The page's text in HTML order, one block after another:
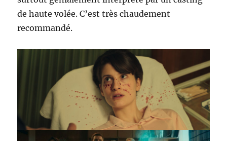
de haute volée. C’est très chaudement
recommandé.